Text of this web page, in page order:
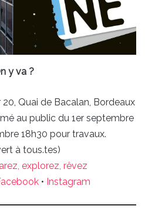
y va ?
20, Quai de Bacalan, Bordeaux
au public du 1er septembre
18h30 pour travaux.
à tous.tes)
explorez, rêvez
• Instagram